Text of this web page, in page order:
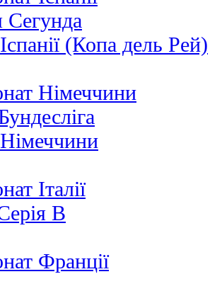
Сегунда
(Копа дель Рей)
Німеччини
Італії
B
Франції